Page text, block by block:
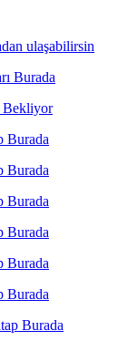
ulaşabilirsin
Burada
Bekliyor
Burada
Burada
Burada
Burada
Burada
Burada
Burada